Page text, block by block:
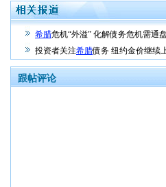
希腊危机“外溢” 化解债务危机需通
投资者关注希腊债务 纽约金价继续
跟帖评论